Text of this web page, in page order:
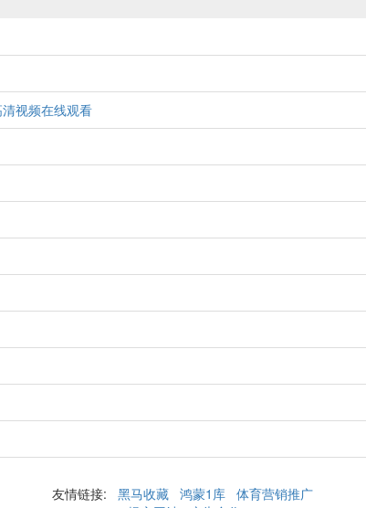
视频在线观看
友情链接: 黑马收藏 鸿蒙1库 体育营销推广